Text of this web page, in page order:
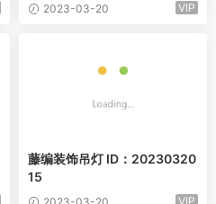
2023-03-20 VIP
藤编装饰吊灯 ID：20230320
15
VIP